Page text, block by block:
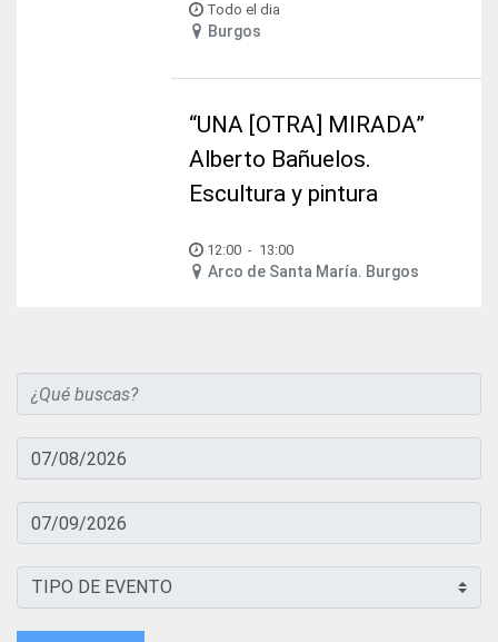
Todo el dia
Burgos
“UNA [OTRA] MIRADA”
Alberto Bañuelos.
Escultura y pintura
12:00 - 13:00
Arco de Santa María. Burgos